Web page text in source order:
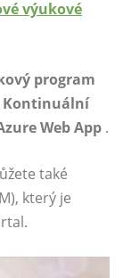
výukové
program
Kontinuální
Web App .
také
který je